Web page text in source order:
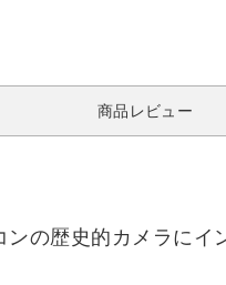
商品レビュー
の歴史的カメラに